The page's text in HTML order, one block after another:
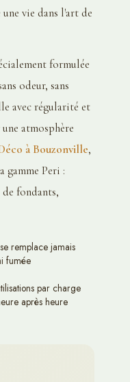
vie dans l'art de
formulée
odeur, sans
avec régularité et
atmosphère
à Bouzonville,
gamme Peri :
fondants,
remplace jamais
fumée
par charge
après heure